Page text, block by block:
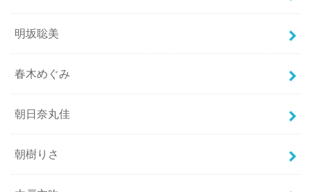
明坂聡美
春木めぐみ
朝日奈丸佳
朝樹りさ